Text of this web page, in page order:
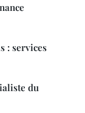
: services
du